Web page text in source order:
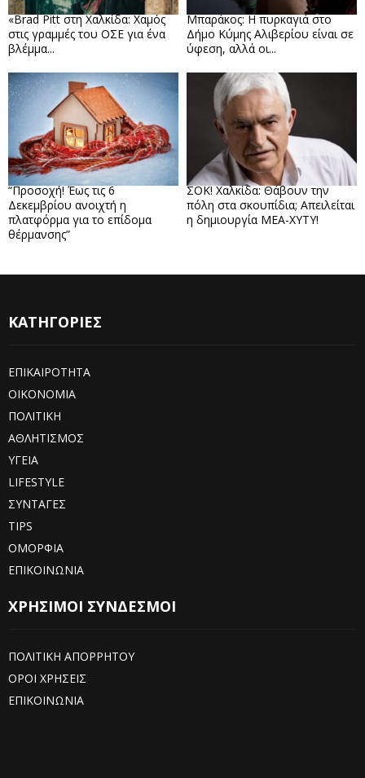
«Brad Pitt στη Χαλκίδα: Χαμός
στις γραμμές του ΟΣΕ για ένα
βλέμμα...
Μπαράκος: Η πυρκαγιά στο
Δήμο Κύμης Αλιβερίου είναι σε
ύφεση, αλλά οι...
“Προσοχή! Έως τις 6
Δεκεμβρίου ανοιχτή η
πλατφόρμα για το επίδομα
θέρμανσης”
ΣΟΚ! Χαλκίδα: Θάβουν την
πόλη στα σκουπίδια; Απειλείται
η δημιουργία ΜΕΑ-ΧΥΤΥ!
ΚΑΤΗΓΟΡΙΕΣ
ΕΠΙΚΑΙΡΟΤΗΤΑ
ΟΙΚΟΝΟΜΙΑ
ΠΟΛΙΤΙΚΗ
ΑΘΛΗΤΙΣΜΟΣ
ΥΓΕΙΑ
LIFESTYLE
ΣΥΝΤΑΓΕΣ
TIPS
ΟΜΟΡΦΙΑ
ΕΠΙΚΟΙΝΩΝΙΑ
ΧΡΗΣΙΜΟΙ ΣΥΝΔΕΣΜΟΙ
ΠΟΛΙΤΙΚΗ ΑΠΟΡΡΗΤΟΥ
ΟΡΟΙ ΧΡΗΣΕΙΣ
ΕΠΙΚΟΙΝΩΝΙΑ